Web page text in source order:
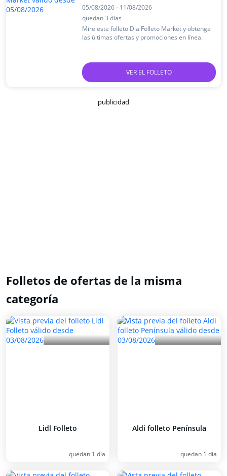
05/08/2026 - 11/08/2026
quedan 3 días
Mire este folleto Dia Folleto Market y obtenga
las últimas ofertas y promociones en línea.
VER EL FOLLETO
publicidad
Folletos de ofertas de la misma
categoría
Lidl Folleto
quedan 1 día
Aldi folleto Península
quedan 1 día